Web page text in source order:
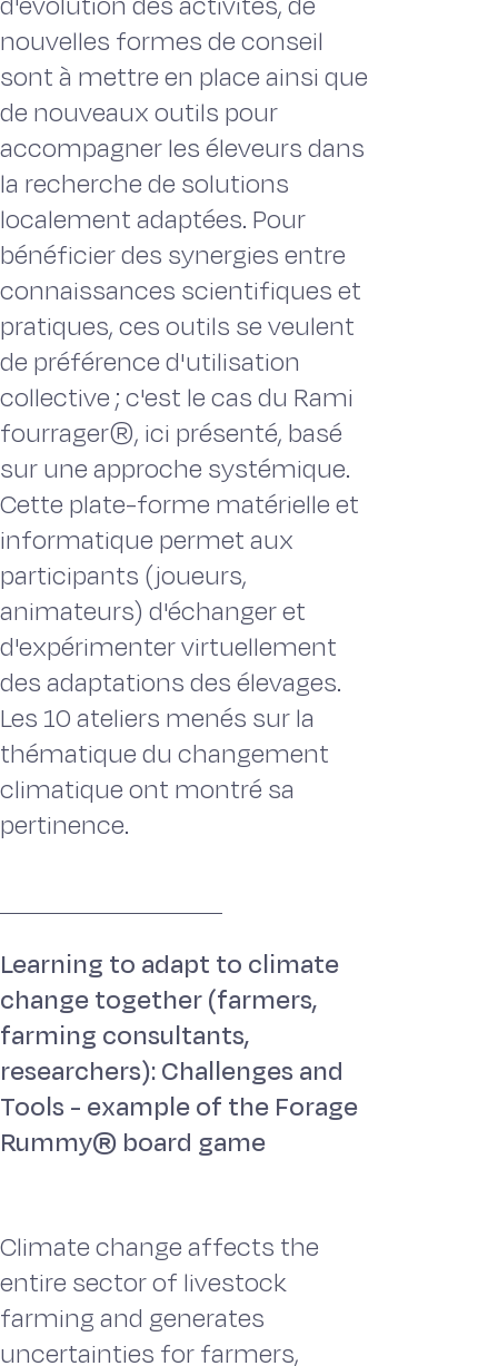
nouvelles formes de conseil
sont à mettre en place ainsi que
de nouveaux outils pour
accompagner les éleveurs dans
la recherche de solutions
localement adaptées. Pour
bénéficier des synergies entre
connaissances scientifiques et
pratiques, ces outils se veulent
de préférence d'utilisation
collective ; c'est le cas du Rami
fourrager®, ici présenté, basé
sur une approche systémique.
Cette plate-forme matérielle et
informatique permet aux
participants (joueurs,
animateurs) d'échanger et
d'expérimenter virtuellement
des adaptations des élevages.
Les 10 ateliers menés sur la
thématique du changement
climatique ont montré sa
pertinence.
Learning to adapt to climate
change together (farmers,
farming consultants,
researchers): Challenges and
Tools - example of the Forage
Rummy® board game
Climate change affects the
entire sector of livestock
farming and generates
uncertainties for farmers,